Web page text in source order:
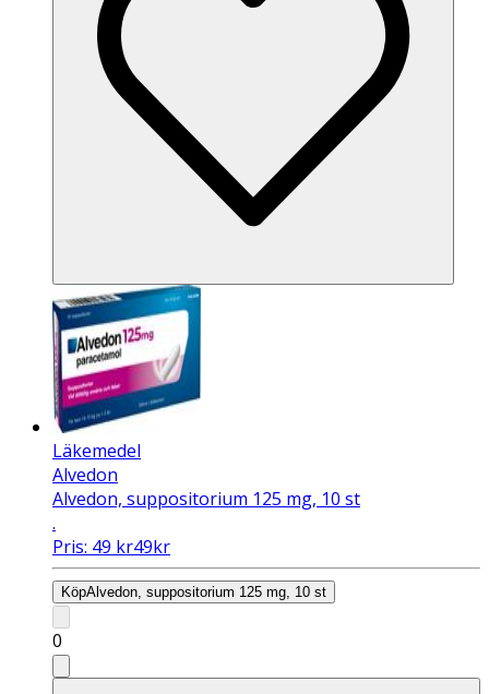
Läkemedel
Alvedon
Alvedon, suppositorium 125 mg, 10 st
.
Pris: 49 kr49kr
KöpAlvedon, suppositorium 125 mg, 10 st
0